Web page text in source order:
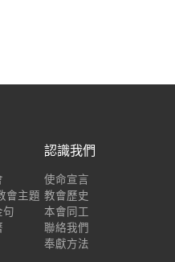
會主題
句
認識我們
使命宣言
教會歷史
本會同工
聯絡我們
奉獻方法